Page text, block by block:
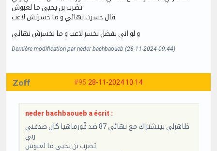
تضرب بن يحيى ما لعبوش
قال خسرت نهائي و ما خسرتش لاعب
و لو اني نفضل نخسر لاعب و ما نخسرش نهائي
Dernière modification par neder bachbaoueb (28-11-2024 09:44)
#95 28-11-2024 10:14
Zoff
neder bachbaoueb a écrit :
ظاهرلي بيتشنزاك مع نهائي 87 ضد قْورماهيا كان صدقني
ربي
تضرب بن يحيى ما لعبوش